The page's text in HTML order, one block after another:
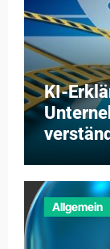
KI-
Allgemein